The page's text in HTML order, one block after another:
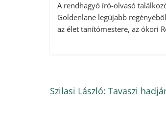
A rendhagyó író-olvasó
Goldenlane legújabb
az élet tanítómestere, az ókori
Szilasi László: Tavaszi